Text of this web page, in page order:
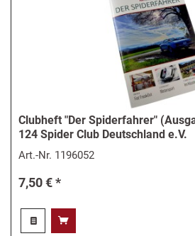
Clubheft "Der Spiderfahrer"
124 Spider Club Deutschland e.V.
Art.-Nr. 1196052
7,50 € *